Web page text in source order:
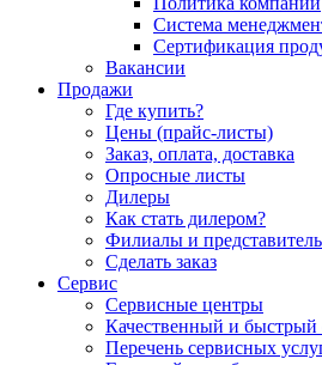
Система
Сертификация
Вакансии
Продажи
Где купить?
Цены (прайс-листы)
Заказ, оплата, доставка
Опросные листы
Дилеры
Как стать дилером?
Филиалы и
Сделать заказ
Сервис
Сервисные центры
Качественный и быстрый
Перечень сервисных